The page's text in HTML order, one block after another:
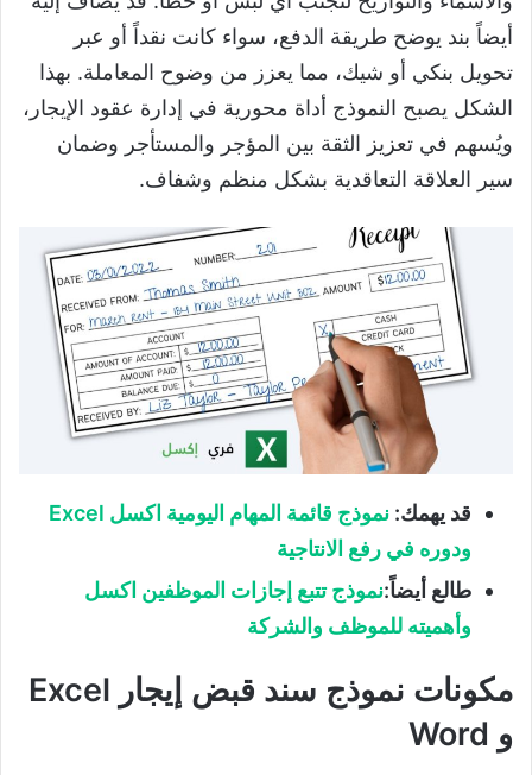
أيضاً بند يوضح طريقة الدفع، سواء كانت نقداً أو عبر
تحويل بنكي أو شيك، مما يعزز من وضوح المعاملة. بهذا
الشكل يصبح النموذج أداة محورية في إدارة عقود الإيجار،
ويُسهم في تعزيز الثقة بين المؤجر والمستأجر وضمان
سير العلاقة التعاقدية بشكل منظم وشفاف.
قد يهمك: نموذج قائمة المهام اليومية اكسل
ودوره في رفع الانتاجية
طالع أيضاً:نموذج تتبع إجازات الموظفين اكسل
وأهميته للموظف والشركة
مكونات نموذج سند قبض إيجار Excel
و Word